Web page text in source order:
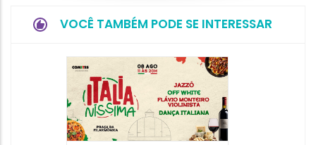
VOCÊ TAMBÉM PODE SE INTERESSAR